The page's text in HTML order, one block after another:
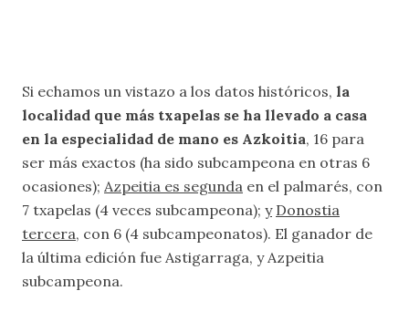
Si echamos un vistazo a los datos históricos, la
localidad que más txapelas se ha llevado a casa
en la especialidad de mano es Azkoitia, 16 para
ser más exactos (ha sido subcampeona en otras 6
ocasiones); Azpeitia es segunda en el palmarés, con
7 txapelas (4 veces subcampeona); y Donostia
tercera, con 6 (4 subcampeonatos). El ganador de
la última edición fue Astigarraga, y Azpeitia
subcampeona.